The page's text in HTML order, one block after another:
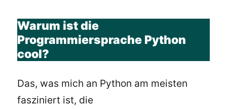
Warum ist die
Programmiersprache Python
cool?
Das, was mich an Python am meisten
fasziniert ist, die